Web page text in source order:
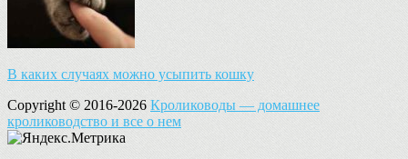
В каких случаях можно усыпить кошку
Copyright © 2016-2026 Кролиководы — домашнее
кролиководство и все о нем